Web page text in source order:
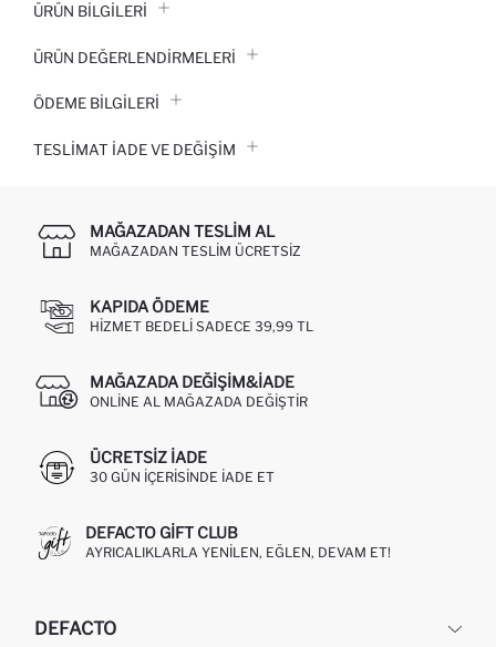
ÜRÜN BILGILERI
ÜRÜN DEĞERLENDİRMELERİ
ÖDEME BİLGİLERİ
TESLIMAT İADE VE DEĞIŞIM
MAĞAZADAN TESLIM AL
MAĞAZADAN TESLIM ÜCRETSIZ
KAPIDA ÖDEME
HIZMET BEDELI SADECE 39,99 TL
MAĞAZADA DEĞIŞIM&İADE
ONLINE AL MAĞAZADA DEĞIŞTIR
ÜCRETSIZ IADE
30 GÜN IÇERISINDE IADE ET
DEFACTO GIFT CLUB
AYRICALIKLARLA YENILEN, EĞLEN, DEVAM ET!
DEFACTO